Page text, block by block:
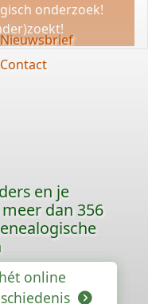
onderzoek!
Nieuwsbrief
Contact
en je
dan 356
online